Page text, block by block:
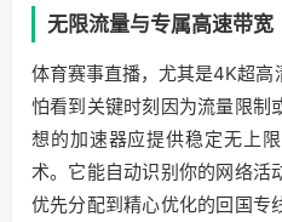
无限流量与专属高速带宽
体育赛事直播，尤其是4K超
怕看到关键时刻因为流量限制
想的加速器应提供稳定无上
术。它能自动识别你的网络活
优先分配到精心优化的回国专